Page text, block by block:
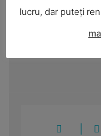
Anunțuri și
lucru, dar puteți